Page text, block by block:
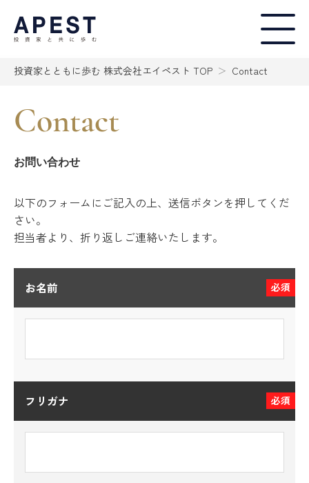
投資家とともに歩む 株式会社エイペスト TOP Contact
Contact
お問い合わせ
以下のフォームにご記入の上、送信ボタンを押してくだ
さい。
担当者より、折り返しご連絡いたします。
お名前 必須
フリガナ 必須